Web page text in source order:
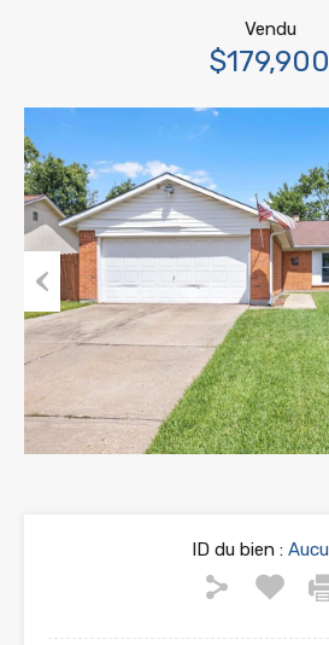
Vendu
$179,900
Previous
ID du bien :